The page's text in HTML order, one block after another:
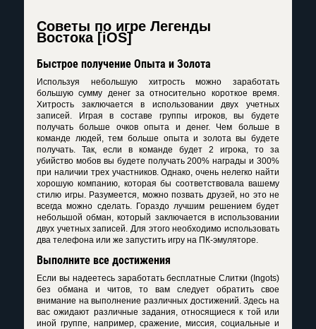
Советы по игре Легенды
Востока [iOS]
Быстрое получение Опыта и Золота
Используя небольшую хитрость можно заработать
большую сумму денег за относительно короткое время.
Хитрость заключается в использовании двух учетных
записей. Играя в составе группы игроков, вы будете
получать больше очков опыта и денег. Чем больше в
команде людей, тем больше опыта и золота вы будете
получать. Так, если в команде будет 2 игрока, то за
убийство мобов вы будете получать 200% награды и 300%
при наличии трех участников. Однако, очень нелегко найти
хорошую компанию, которая бы соответствовала вашему
стилю игры. Разумеется, можно позвать друзей, но это не
всегда можно сделать. Гораздо лучшим решением будет
небольшой обман, который заключается в использовании
двух учетных записей. Для этого необходимо использовать
два телефона или же запустить игру на ПК-эмуляторе.
Выполните все достижения
Если вы надеетесь заработать бесплатные Слитки (Ingots)
без обмана и читов, то вам следует обратить свое
внимание на выполнение различных достижений. Здесь на
вас ожидают различные задания, относящиеся к той или
иной группе, например, сражение, миссия, социальные и